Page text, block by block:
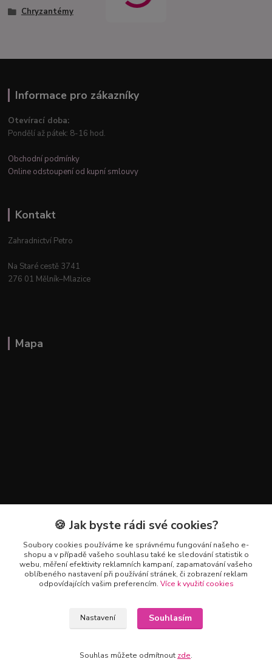
Chryzantémy
Informace pro zákazníky
Otevírací doba:
Pondělí až pátek: 8-16 hod.
Obchodní podmínky
Online odstoupení od kupní smlouvy
Kontakt
Zahradnictví Petro
Na Staré cestě 3741
276 01 Mělník–Mlazice
Mapa
Kontakty
+420 602 223 614
info@zahradnictvipetro.cz
🍪 Jak byste rádi své cookies?
Soubory cookies používáme ke správnému fungování našeho e-
shopu a v případě vašeho souhlasu také ke sledování statistik o
webu, měření efektivity reklamních kampaní, zapamatování vašeho
oblíbeného nastavení při používání stránek, či zobrazení reklam
odpovídajících vašim preferencím. Více k využití cookies
Nastavení Souhlasím
Souhlas můžete odmítnout zde.